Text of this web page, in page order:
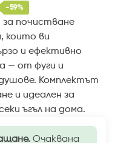
-59%
за почистване
които ви
и ефективно
— от фуги и
Комплектът
и идеален за
ъгъл на дома.
Очаквана